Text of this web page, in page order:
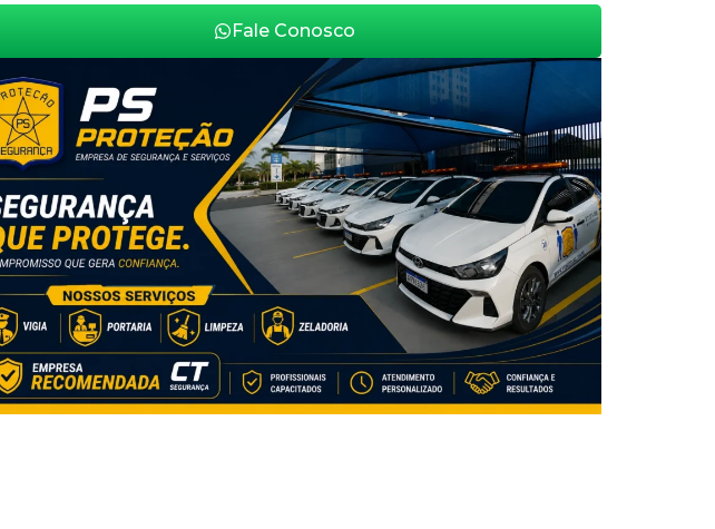
Fale Conosco